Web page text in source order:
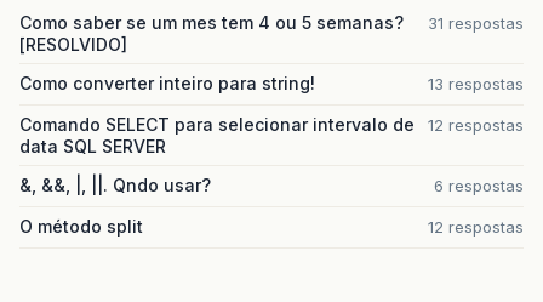
Como saber se um mes tem 4 ou 5 semanas?
[RESOLVIDO]
31 respostas
Como converter inteiro para string! 13 respostas
Comando SELECT para selecionar intervalo de
data SQL SERVER
12 respostas
&, &&, |, ||. Qndo usar? 6 respostas
O método split 12 respostas